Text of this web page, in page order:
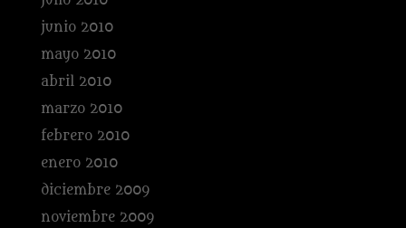
junio 2010
mayo 2010
abril 2010
marzo 2010
febrero 2010
enero 2010
diciembre 2009
noviembre 2009